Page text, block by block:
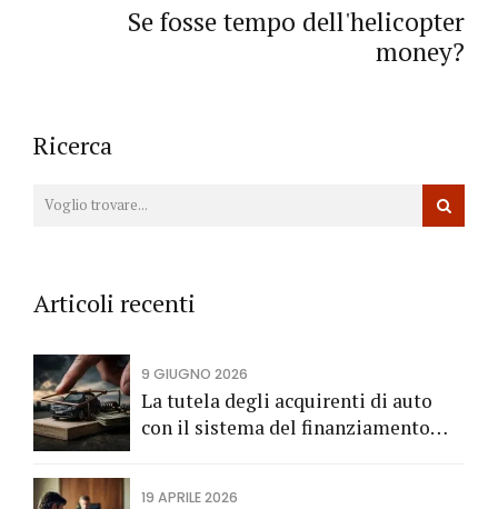
Se fosse tempo dell'helicopter
money?
Ricerca
Articoli recenti
9 GIUGNO 2026
La tutela degli acquirenti di auto
con il sistema del finanziamento
19 APRILE 2026